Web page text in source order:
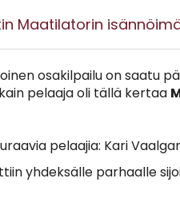
Maatilatorin
osakilpailu on saatu
pelaaja oli tällä kertaa
pelaajia: Kari
yhdeksälle parhaalle